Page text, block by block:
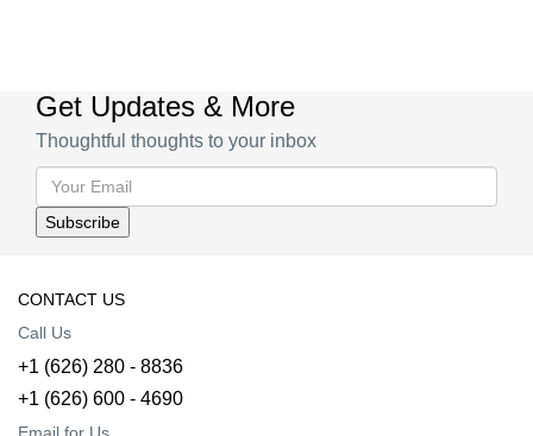
Get Updates & More
Thoughtful thoughts to your inbox
CONTACT US
Call Us
+1 (626) 280 - 8836
+1 (626) 600 - 4690